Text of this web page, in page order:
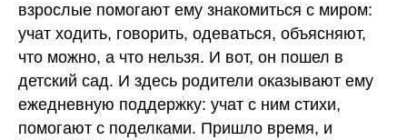
взрослые помогают ему знакомиться с миром:
учат ходить, говорить, одеваться, объясняют,
что можно, а что нельзя. И вот, он пошел в
детский сад. И здесь родители оказывают ему
ежедневную поддержку: учат с ним стихи,
помогают с поделками. Пришло время, и